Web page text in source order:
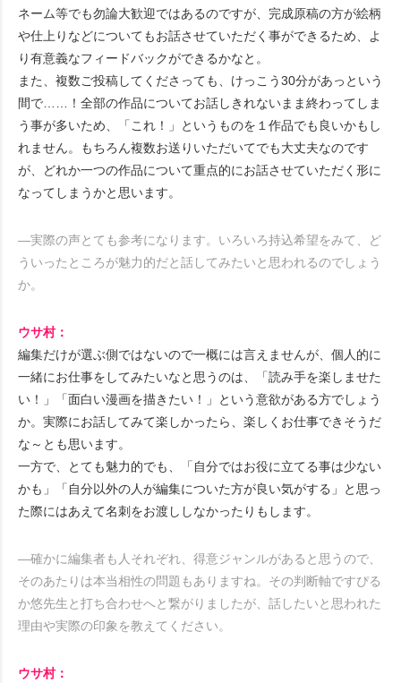
ネーム等でも勿論大歓迎ではあるのですが、完成原稿の方が絵柄
や仕上りなどについてもお話させていただく事ができるため、よ
り有意義なフィードバックができるかなと。
また、複数ご投稿してくださっても、けっこう30分があっという
間で……！全部の作品についてお話しきれないまま終わってしま
う事が多いため、「これ！」というものを１作品でも良いかもし
れません。もちろん複数お送りいただいてでも大丈夫なのです
が、どれか一つの作品について重点的にお話させていただく形に
なってしまうかと思います。
―実際の声とても参考になります。いろいろ持込希望をみて、ど
ういったところが魅力的だと話してみたいと思われるのでしょう
か。
ウサ村：
編集だけが選ぶ側ではないので一概には言えませんが、個人的に
一緒にお仕事をしてみたいなと思うのは、「読み手を楽しませた
い！」「面白い漫画を描きたい！」という意欲がある方でしょう
か。実際にお話してみて楽しかったら、楽しくお仕事できそうだ
な～とも思います。
一方で、とても魅力的でも、「自分ではお役に立てる事は少ない
かも」「自分以外の人が編集についた方が良い気がする」と思っ
た際にはあえて名刺をお渡ししなかったりもします。
―確かに編集者も人それぞれ、得意ジャンルがあると思うので、
そのあたりは本当相性の問題もありますね。その判断軸ですぴる
か悠先生と打ち合わせへと繋がりましたが、話したいと思われた
理由や実際の印象を教えてください。
ウサ村：